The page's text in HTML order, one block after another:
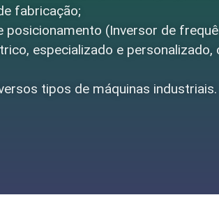
fabricação;
posicionamento (Inversor de
especializado e
tipos de máquinas industriais.